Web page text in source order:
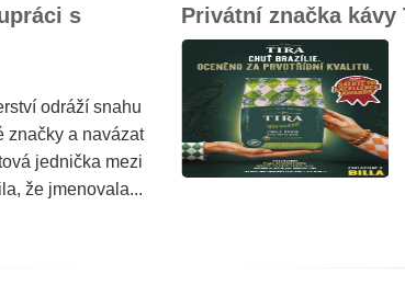
s
odráží snahu
značky a navázat
jednička mezi
že jmenovala...
Privátní značka kávy